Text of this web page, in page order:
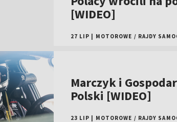
[WIDEO]
27 LIP MOTOROWE / RAJDY
Marczyk i
Polski [WIDEO]
23 LIP MOTOROWE / RAJDY